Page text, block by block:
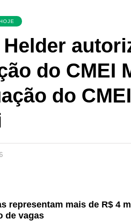
do CMEI
do
representam mais de R$ 4
de vagas